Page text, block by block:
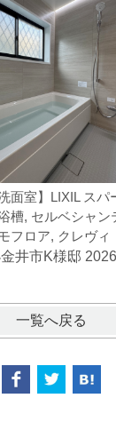
面室】LIXIL スパ
槽, セルベシャン
フロア, クレヴィ
井市K様邸
一覧へ戻る